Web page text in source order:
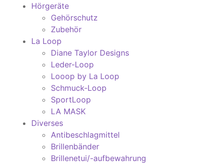
Hörgeräte
Gehörschutz
Zubehör
La Loop
Diane Taylor Designs
Leder-Loop
Looop by La Loop
Schmuck-Loop
SportLoop
LA MASK
Diverses
Antibeschlagmittel
Brillenbänder
Brillenetui/-aufbewahrung